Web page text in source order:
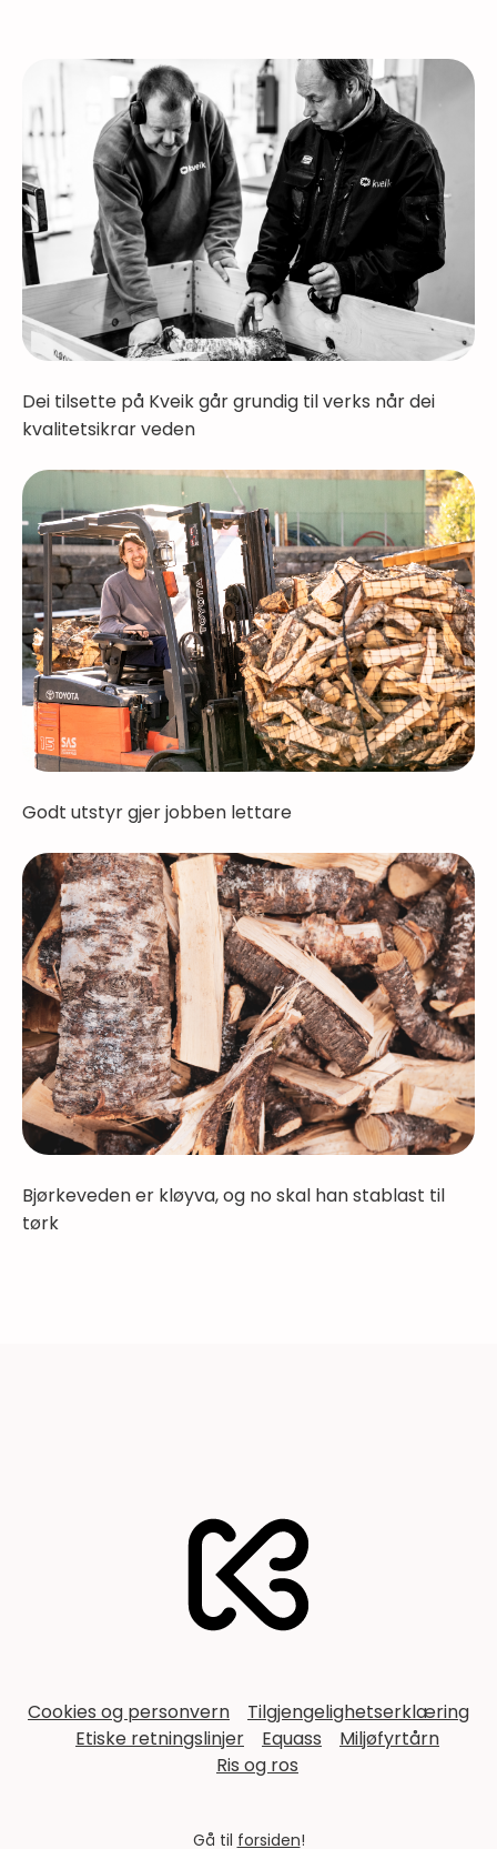
Dei tilsette på Kveik går grundig til verks når dei
kvalitetsikrar veden
Godt utstyr gjer jobben lettare
Bjørkeveden er kløyva, og no skal han stablast til
tørk
Cookies og personvern
Tilgjengelighetserklæring
Etiske retningslinjer
Equass
Miljøfyrtårn
Ris og ros
Gå til forsiden!